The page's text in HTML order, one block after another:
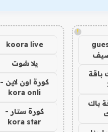
!
باقة
باك
koora live
يلا شوت
كورة اون لاين -
kora onli
كورة ستار -
kora star